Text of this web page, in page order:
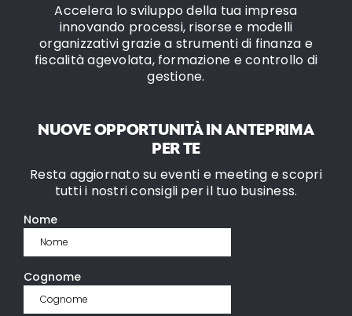
Accelera lo sviluppo della tua impresa
innovando processi, risorse e modelli
organizzativi grazie a strumenti di finanza e
fiscalità agevolata, formazione e controllo di
gestione.
NUOVE OPPORTUNITÀ IN ANTEPRIMA
PER TE
Resta aggiornato su eventi e meeting e scopri
tutti i nostri consigli per il tuo business.